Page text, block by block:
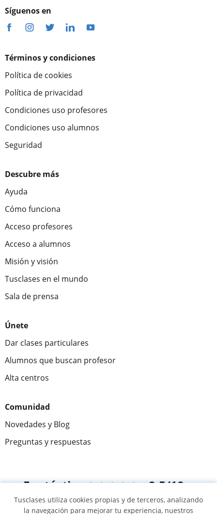
Síguenos en
Términos y condiciones
Política de cookies
Política de privacidad
Condiciones uso profesores
Condiciones uso alumnos
Seguridad
Descubre más
Ayuda
Cómo funciona
Acceso profesores
Acceso a alumnos
Misión y visión
Tusclases en el mundo
Sala de prensa
Únete
Dar clases particulares
Alumnos que buscan profesor
Alta centros
Comunidad
Novedades y Blog
Preguntas y respuestas
Fantástica★★★★★ 9,5/10
305915 opiniones de alumnos
Tusclases utiliza cookies propias y de terceros, analizando
la navegación para mejorar tu experiencia, nuestros